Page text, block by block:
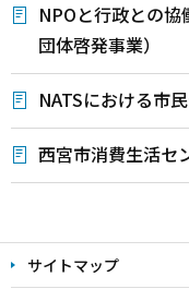
NPOと行政との
団体啓発事業）
NATSにおける市
西宮市消費生活セ
文
こ サイトマップ